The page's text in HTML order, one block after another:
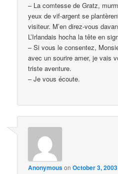
– La comtesse de Gratz,
yeux de vif-argent se
visiteur. M’en direz-vous
L’Irlandais hocha la tête en
– Si vous le consentez,
avec un sourire amer, je vais
triste aventure.
– Je vous écoute.
AnonymousonOctober 3,